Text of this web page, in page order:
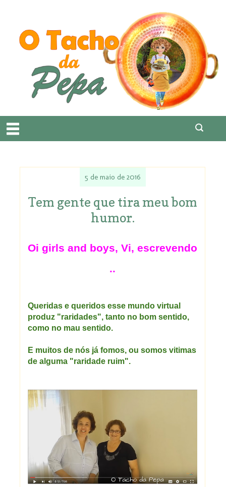
5 de maio de 2016
Tem gente que tira meu bom
humor.
Oi girls and boys, Vi, escrevendo
..
Queridas e queridos esse mundo virtual
produz "raridades", tanto no bom sentido,
como no mau sentido.
E muitos de nós já fomos, ou somos vitimas
de alguma "raridade ruim".